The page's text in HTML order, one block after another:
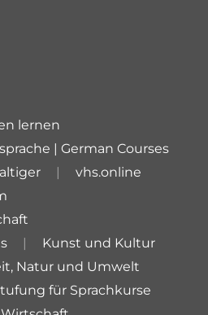
lernen
| German Courses
vhs.online
Kunst und Kultur
Natur und Umwelt
für Sprachkurse